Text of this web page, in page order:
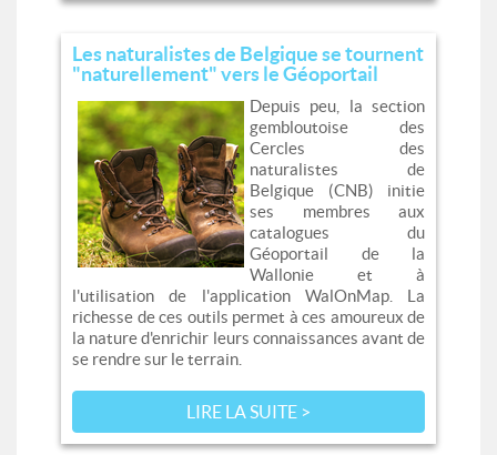
Les naturalistes de Belgique se tournent
"naturellement" vers le Géoportail
Depuis peu, la section
gembloutoise des
Cercles des
naturalistes de
Belgique (CNB) initie
ses membres aux
catalogues du
Géoportail de la
Wallonie et à
l'utilisation de l'application WalOnMap. La
richesse de ces outils permet à ces amoureux de
la nature d'enrichir leurs connaissances avant de
se rendre sur le terrain.
LIRE LA SUITE >